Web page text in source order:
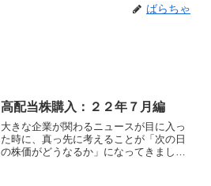
ばらちゃ
高配当株購入：２２年７月編
大きな企業が関わるニュースが目に入っ
た時に、真っ先に考えることが「次の日
の株価がどうなるか」になってきまし